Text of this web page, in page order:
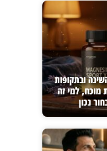
ובתקופות
למי זה
נכון